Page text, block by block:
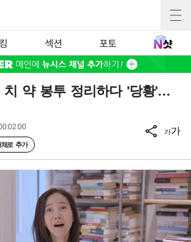
섹션 포토
치 약 봉투 정리하다 '당황'…
로 추가
가가